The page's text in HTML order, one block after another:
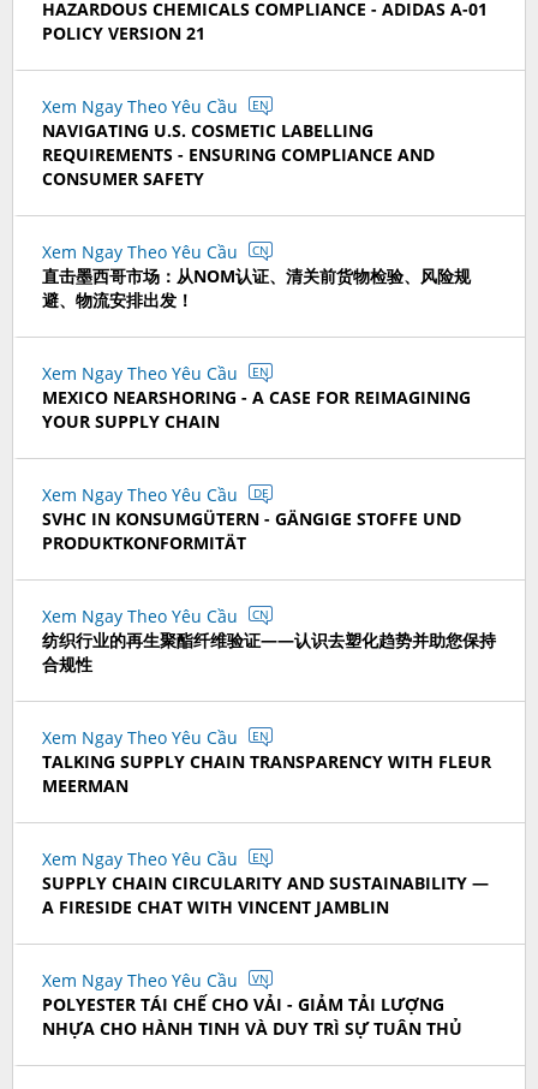
HAZARDOUS CHEMICALS COMPLIANCE - ADIDAS A-01
POLICY VERSION 21
Xem Ngay Theo Yêu Cầu EN
NAVIGATING U.S. COSMETIC LABELLING
REQUIREMENTS - ENSURING COMPLIANCE AND
CONSUMER SAFETY
Xem Ngay Theo Yêu Cầu CN
直击墨西哥市场：从NOM认证、清关前货物检验、风险规
避、物流安排出发！
Xem Ngay Theo Yêu Cầu EN
MEXICO NEARSHORING - A CASE FOR REIMAGINING
YOUR SUPPLY CHAIN
Xem Ngay Theo Yêu Cầu DE
SVHC IN KONSUMGÜTERN - GÄNGIGE STOFFE UND
PRODUKTKONFORMITÄT
Xem Ngay Theo Yêu Cầu CN
纺织行业的再生聚酯纤维验证——认识去塑化趋势并助您保持
合规性
Xem Ngay Theo Yêu Cầu EN
TALKING SUPPLY CHAIN TRANSPARENCY WITH FLEUR
MEERMAN
Xem Ngay Theo Yêu Cầu EN
SUPPLY CHAIN CIRCULARITY AND SUSTAINABILITY —
A FIRESIDE CHAT WITH VINCENT JAMBLIN
Xem Ngay Theo Yêu Cầu VN
POLYESTER TÁI CHẾ CHO VẢI - GIẢM TẢI LƯỢNG
NHỰA CHO HÀNH TINH VÀ DUY TRÌ SỰ TUÂN THỦ